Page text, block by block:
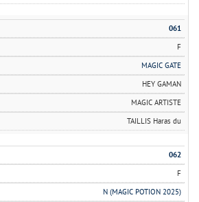
061
F
MAGIC GATE
HEY GAMAN
MAGIC ARTISTE
TAILLIS Haras du
062
F
N (MAGIC POTION 2025)